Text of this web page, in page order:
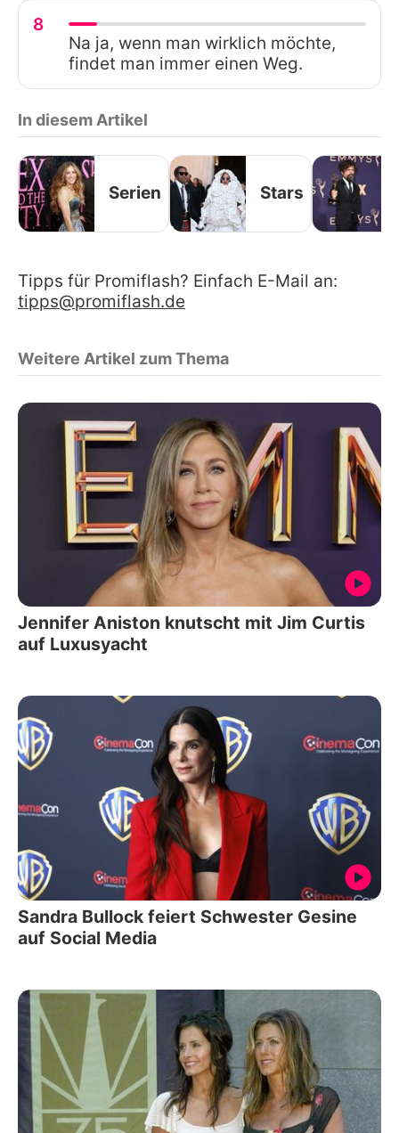
8
Na ja, wenn man wirklich möchte,
findet man immer einen Weg.
In diesem Artikel
Serien Stars
Tipps für Promiflash? Einfach E-Mail an:
tipps@promiflash.de
Weitere Artikel zum Thema
Jennifer Aniston knutscht mit Jim Curtis
auf Luxusyacht
Sandra Bullock feiert Schwester Gesine
auf Social Media